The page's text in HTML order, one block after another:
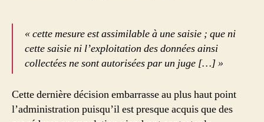
« cette mesure est assimilable à une saisie ; que ni
cette saisie ni l’exploitation des données ainsi
collectées ne sont autorisées par un juge […] »
Cette dernière décision embarrasse au plus haut point
l’administration puisqu’il est presque acquis que des